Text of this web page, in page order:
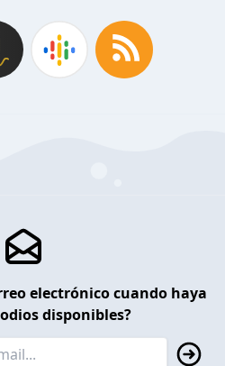
electrónico cuando haya
disponibles?